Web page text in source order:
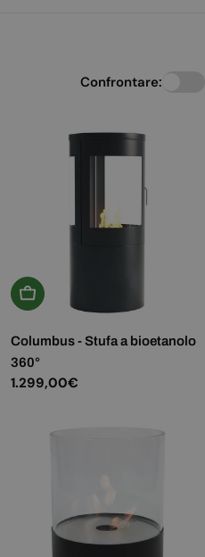
Confrontare:
Aggiungi Al Carrello
Columbus - Stufa a bioetanolo
360°
Prezzo
1.299,00€